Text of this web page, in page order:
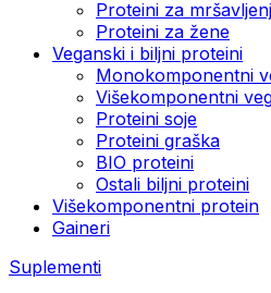
Proteini za
Proteini za žene
Veganski i biljni proteini
Monokomponentni
Višekomponentni
Proteini soje
Proteini graška
BIO proteini
Ostali biljni proteini
Višekomponentni protein
Gaineri
Suplementi